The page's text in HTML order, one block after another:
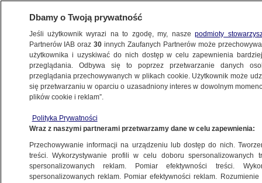
POLSKA
oświadczenie. "Odniesie się
do wypowiedzi premiera Tuska"
7.06.2024, 13:00
Dbamy o Twoją prywatność
Jeśli użytkownik wyrazi na to zgodę, my, naszepodmioty
Partnerów IAB oraz30 innych Zaufanych Partnerów może
użytkownika i uzyskiwać do nich dostęp w celu zapewnienia
przeglądania. Odbywa się to poprzez przetwarzanie danych
przeglądania przechowywanych w plikach cookie. Użytkownik może
się przetwarzaniu w oparciu o uzasadniony interes w dowolnym
plików cookie i reklam”.
Polityka Prywatności
Wraz z naszymi partnerami przetwarzamy dane w celu zapewnienia:
Przechowywanie informacji na urządzeniu lub dostęp do nich.
treści. Wykorzystywanie profili w celu doboru spersonalizowanych
spersonalizowanych reklam. Pomiar efektywności treści.
spersonalizowanych reklam. Pomiar efektywności reklam.